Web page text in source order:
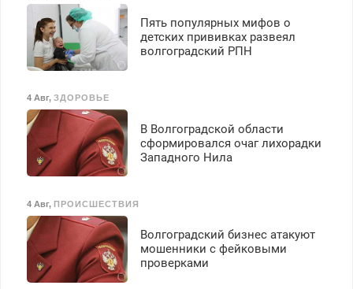
Пять популярных мифов о
детских прививках развеял
волгоградский РПН
4 Авг, ЗДОРОВЬЕ
В Волгоградской области
сформировался очаг лихорадки
Западного Нила
4 Авг, ПРОИСШЕСТВИЯ
Волгоградский бизнес атакуют
мошенники с фейковыми
проверками